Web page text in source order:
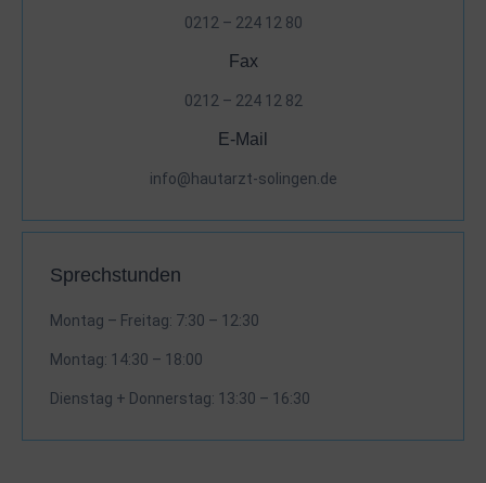
0212 – 224 12 80
Fax
0212 – 224 12 82
E-Mail
info@hautarzt-solingen.de
Sprechstunden
Montag – Freitag: 7:30 – 12:30
Montag: 14:30 – 18:00
Dienstag + Donnerstag: 13:30 – 16:30